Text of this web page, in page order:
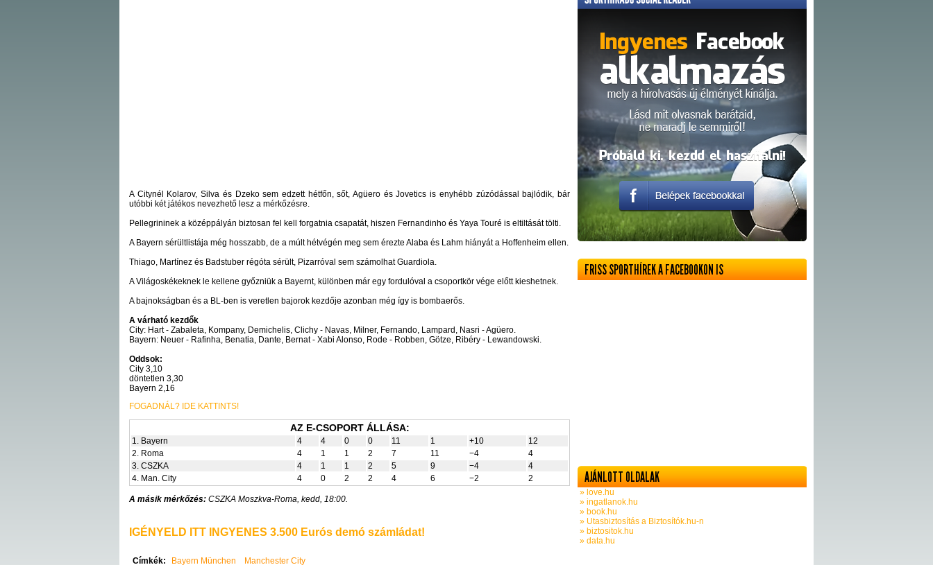
A Citynél Kolarov, Silva és Dzeko sem edzett hétfőn, sőt, Agüero és Jovetics is enyhébb zúzódással bajlódik, bár
utóbbi két játékos nevezhető lesz a mérkőzésre.
Pellegrininek a középpályán biztosan fel kell forgatnia csapatát, hiszen Fernandinho és Yaya Touré is eltiltását tölti.
A Bayern sérültlistája még hosszabb, de a múlt hétvégén meg sem érezte Alaba és Lahm hiányát a Hoffenheim ellen.
Thiago, Martínez és Badstuber régóta sérült, Pizarróval sem számolhat Guardiola.
A Világoskékeknek le kellene győzniük a Bayernt, különben már egy fordulóval a csoportkör vége előtt kieshetnek.
A bajnokságban és a BL-ben is veretlen bajorok kezdője azonban még így is bombaerős.
A várható kezdők
City: Hart - Zabaleta, Kompany, Demichelis, Clichy - Navas, Milner, Fernando, Lampard, Nasri - Agüero.
Bayern: Neuer - Rafinha, Benatia, Dante, Bernat - Xabi Alonso, Rode - Robben, Götze, Ribéry - Lewandowski.
Oddsok:
City 3,10
döntetlen 3,30
Bayern 2,16
FOGADNÁL? IDE KATTINTS!
AZ E-CSOPORT ÁLLÁSA:
1. Bayern 4 4 0 0 11 1 +10
12
2. Roma
4 1 1 2 7 11 −4
4
3. CSZKA
4 1 1 2 5 9 −4
4
4. Man. City
4 0 2 2 4 6 −2 2
A másik mérkőzés: CSZKA Moszkva-Roma, kedd, 18:00.
IGÉNYELD ITT INGYENES 3.500 Eurós demó számládat!
Címkék: Bayern München Manchester City
FRISS SPORTHÍREK A FACEBOOKON IS
AJÁNLOTT OLDALAK
» love.hu
» ingatlanok.hu
» book.hu
» Utasbiztosítás a Biztosítók.hu-n
» biztositok.hu
» data.hu